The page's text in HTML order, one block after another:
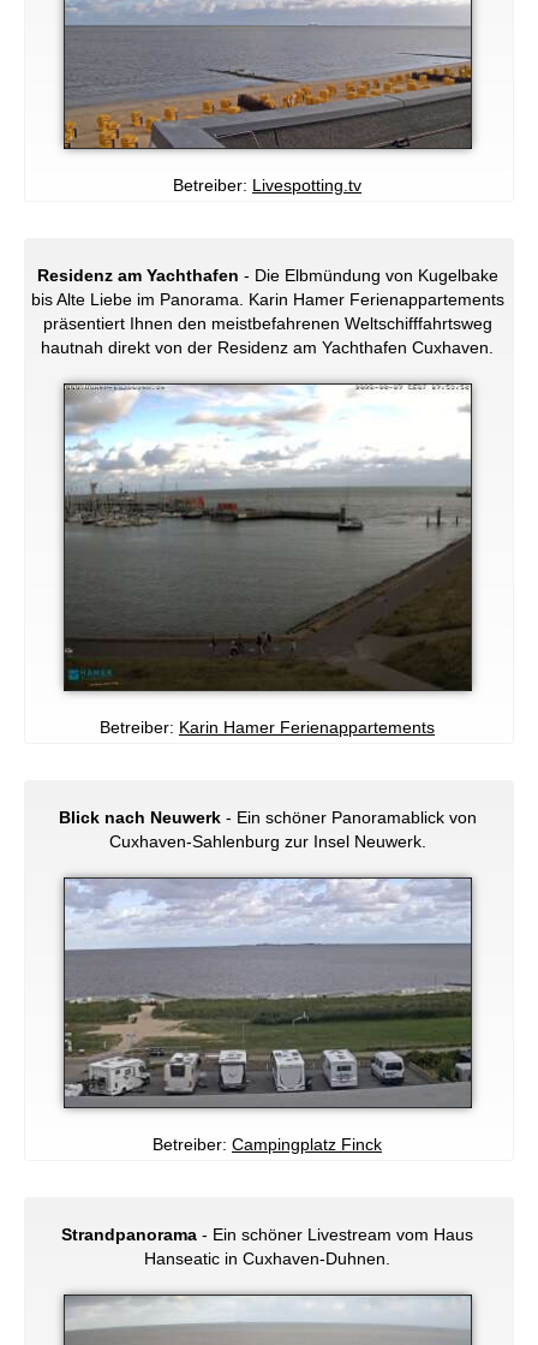
Betreiber: Livespotting.tv
Residenz am Yachthafen - Die Elbmündung von Kugelbake
bis Alte Liebe im Panorama. Karin Hamer Ferienappartements
präsentiert Ihnen den meistbefahrenen Weltschifffahrtsweg
hautnah direkt von der Residenz am Yachthafen Cuxhaven.
Betreiber: Karin Hamer Ferienappartements
Blick nach Neuwerk- Ein schöner Panoramablick von
Cuxhaven-Sahlenburg zur Insel Neuwerk.
Betreiber: Campingplatz Finck
Strandpanorama - Ein schöner Livestream vom Haus
Hanseatic in Cuxhaven-Duhnen.